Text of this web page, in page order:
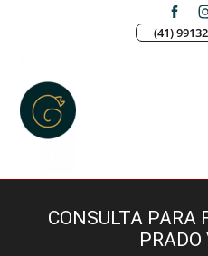
(41)
CONSULTA PARA
PRADO